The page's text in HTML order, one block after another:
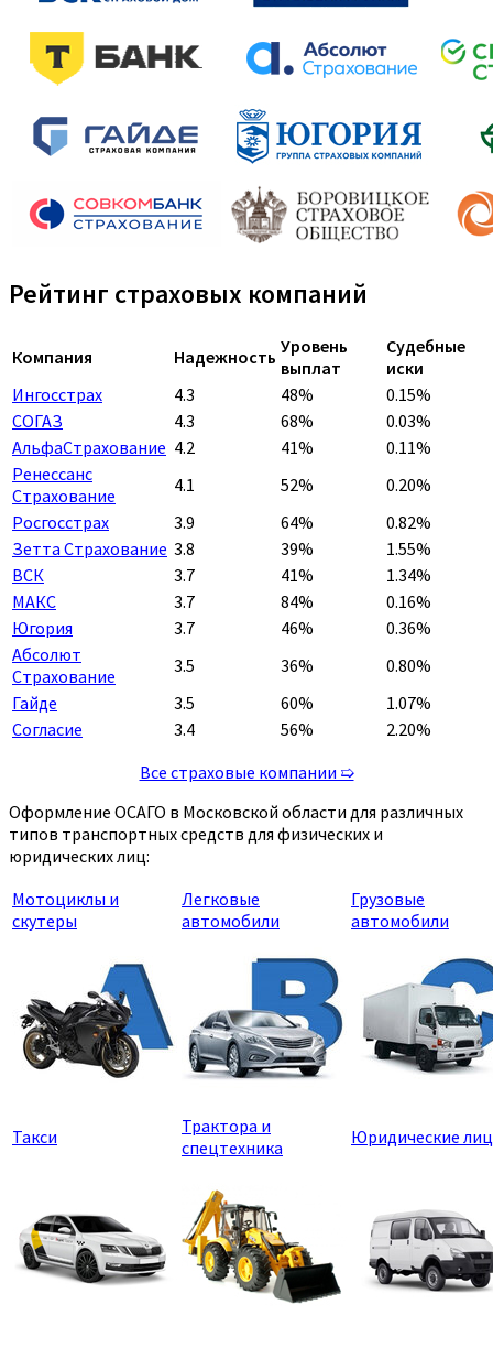
Рейтинг страховых компаний
Компания Надежность Уровень
выплат
Судебные
иски
Ингосстрах
4.3 48%
0.15%
СОГАЗ
4.3 68%
0.03%
АльфаСтрахование 4.2 41%
0.11%
Ренессанс
Страхование
4.1 52%
0.20%
Росгосстрах
3.9 64%
0.82%
Зетта Страхование 3.8 39%
1.55%
ВСК
3.7 41%
1.34%
МАКС
3.7 84%
0.16%
Югория
3.7 46%
0.36%
Абсолют
Страхование
3.5 36%
0.80%
Гайде
3.5 60%
1.07%
Согласие
3.4 56%
2.20%
Все страховые компании ➯
Оформление ОСАГО в Московской области для различных
типов транспортных средств для физических и
юридических лиц:
Мотоциклы и
скутеры
Легковые
автомобили
Грузовые
автомобили
Такси
Трактора и
спецтехника
Юридические